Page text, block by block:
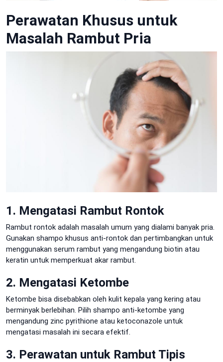
Perawatan Khusus untuk
Masalah Rambut Pria
1. Mengatasi Rambut Rontok
Rambut rontok adalah masalah umum yang dialami banyak pria.
Gunakan shampo khusus anti-rontok dan pertimbangkan untuk
menggunakan serum rambut yang mengandung biotin atau
keratin untuk memperkuat akar rambut.
2. Mengatasi Ketombe
Ketombe bisa disebabkan oleh kulit kepala yang kering atau
berminyak berlebihan. Pilih shampo anti-ketombe yang
mengandung zinc pyrithione atau ketoconazole untuk
mengatasi masalah ini secara efektif.
3. Perawatan untuk Rambut Tipis